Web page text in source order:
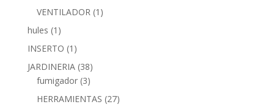
VENTILADOR (1)
hules (1)
INSERTO (1)
JARDINERIA (38)
fumigador (3)
HERRAMIENTAS (27)